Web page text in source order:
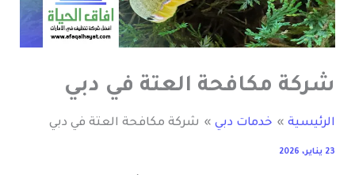
شركة مكافحة العتة في دبي
الرئيسية خدمات دبي شركة مكافحة العتة في دبي
23 يناير، 2026